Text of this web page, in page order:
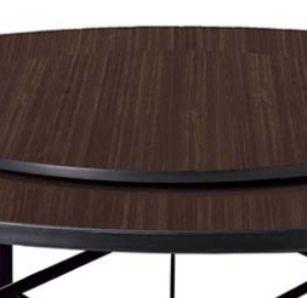
$ 9,000以上：免運費
$ 9,000以下：NT$500元
放，如因特殊地型限制(山區、鄉
家無提供吊掛服務，若需以吊車
題，並非一般快速到貨商品，無
在家等貨，以節省您的寶貴時間。
故暫無法配送至百貨公司內部。